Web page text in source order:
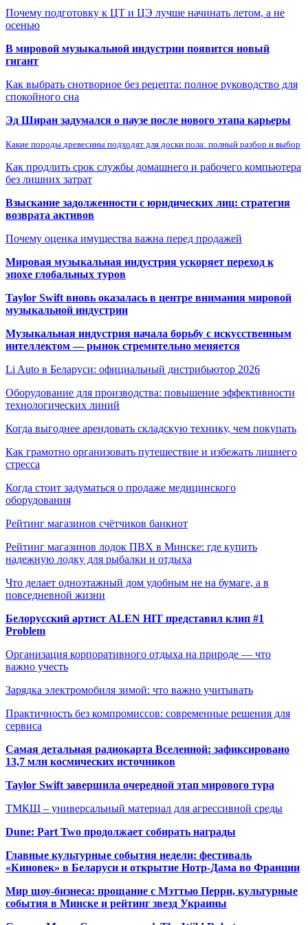
Почему подготовку к ЦТ и ЦЭ лучше начинать летом, а не
осенью
В мировой музыкальной индустрии появится новый
гигант
Как выбрать снотворное без рецепта: полное руководство для
спокойного сна
Эд Ширан задумался о паузе после нового этапа карьеры
Какие породы древесины подходят для доски пола: полный разбор и выбор
Как продлить срок службы домашнего и рабочего компьютера
без лишних затрат
Взыскание задолженности с юридических лиц: стратегия
возврата активов
Почему оценка имущества важна перед продажей
Мировая музыкальная индустрия ускоряет переход к
эпохе глобальных туров
Taylor Swift вновь оказалась в центре внимания мировой
музыкальной индустрии
Музыкальная индустрия начала борьбу с искусственным
интеллектом — рынок стремительно меняется
Li Auto в Беларуси: официальный дистрибьютор 2026
Оборудование для производства: повышение эффективности
технологических линий
Когда выгоднее арендовать складскую технику, чем покупать
Как грамотно организовать путешествие и избежать лишнего
стресса
Когда стоит задуматься о продаже медицинского
оборудования
Рейтинг магазинов счётчиков банкнот
Рейтинг магазинов лодок ПВХ в Минске: где купить
надежную лодку для рыбалки и отдыха
Что делает одноэтажный дом удобным не на бумаге, а в
повседневной жизни
Белорусский артист ALEN HIT представил клип #1
Problem
Организация корпоративного отдыха на природе — что
важно учесть
Зарядка электромобиля зимой: что важно учитывать
Практичность без компромиссов: современные решения для
сервиса
Самая детальная радиокарта Вселенной: зафиксировано
13,7 млн космических источников
Taylor Swift завершила очередной этап мирового тура
ТМКЩ – универсальный материал для агрессивной среды
Dune: Part Two продолжает собирать награды
Главные культурные события недели: фестиваль
«Киновек» в Беларуси и открытие Нотр-Дама во Франции
Мир шоу-бизнеса: прощание с Мэттью Перри, культурные
события в Минске и рейтинг звезд Украины